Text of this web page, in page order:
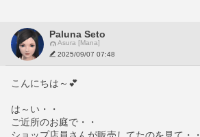
Paluna Seto
Asura [Mana]
2025/09/07 07:48
こんにちは～💕
は～い・・
ご近所のお庭で・・